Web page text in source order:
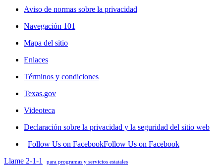
Aviso de normas sobre la privacidad
Navegación 101
Mapa del sitio
Enlaces
Términos y condiciones
Texas.gov
Videoteca
Declaración sobre la privacidad y la seguridad del sitio web
Follow Us on FacebookFollow Us on Facebook
Llame 2-1-1
para programas y servicios estatales